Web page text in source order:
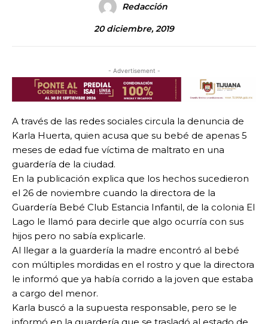
Redacción
20 diciembre, 2019
- Advertisement -
A través de las redes sociales circula la denuncia de
Karla Huerta, quien acusa que su bebé de apenas 5
meses de edad fue víctima de maltrato en una
guardería de la ciudad.
En la publicación explica que los hechos sucedieron
el 26 de noviembre cuando la directora de la
Guardería Bebé Club Estancia Infantil, de la colonia El
Lago le llamó para decirle que algo ocurría con sus
hijos pero no sabía explicarle.
Al llegar a la guardería la madre encontró al bebé
con múltiples mordidas en el rostro y que la directora
le informó que ya había corrido a la joven que estaba
a cargo del menor.
Karla buscó a la supuesta responsable, pero se le